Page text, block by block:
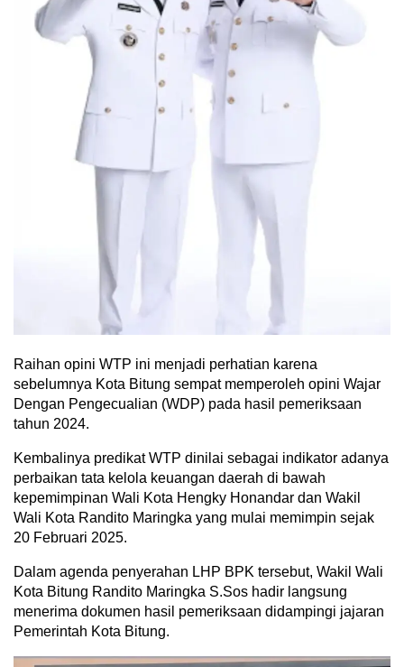
Raihan opini WTP ini menjadi perhatian karena
sebelumnya Kota Bitung sempat memperoleh opini Wajar
Dengan Pengecualian (WDP) pada hasil pemeriksaan
tahun 2024.
Kembalinya predikat WTP dinilai sebagai indikator adanya
perbaikan tata kelola keuangan daerah di bawah
kepemimpinan Wali Kota Hengky Honandar dan Wakil
Wali Kota Randito Maringka yang mulai memimpin sejak
20 Februari 2025.
Dalam agenda penyerahan LHP BPK tersebut, Wakil Wali
Kota Bitung Randito Maringka S.Sos hadir langsung
menerima dokumen hasil pemeriksaan didampingi jajaran
Pemerintah Kota Bitung.